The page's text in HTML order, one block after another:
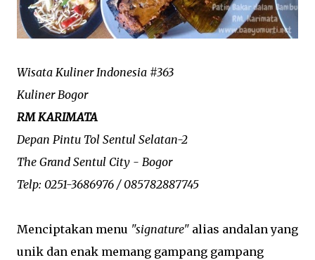
Wisata Kuliner Indonesia #363
Kuliner Bogor
RM KARIMATA
Depan Pintu Tol Sentul Selatan-2
The Grand Sentul City - Bogor
Telp: 0251-3686976 / 085782887745
Menciptakan menu "signature" alias andalan yang
unik dan enak memang gampang gampang